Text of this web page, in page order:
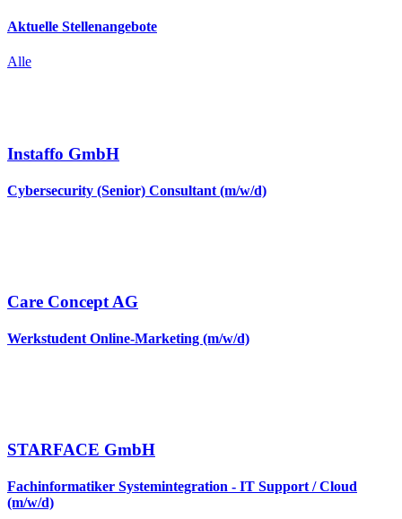
Aktuelle Stellenangebote
Alle
Instaffo GmbH
Cybersecurity (Senior) Consultant (m/w/d)
Care Concept AG
Werkstudent Online-Marketing (m/w/d)
STARFACE GmbH
Fachinformatiker Systemintegration - IT Support / Cloud
(m/w/d)